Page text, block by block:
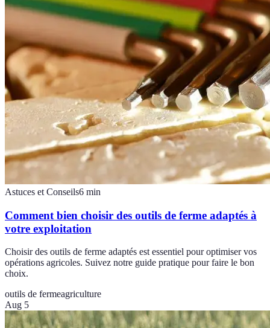
Astuces et Conseils6 min
Comment bien choisir des outils de ferme adaptés à
votre exploitation
Choisir des outils de ferme adaptés est essentiel pour optimiser vos
opérations agricoles. Suivez notre guide pratique pour faire le bon
choix.
outils de fermeagriculture
Aug 5